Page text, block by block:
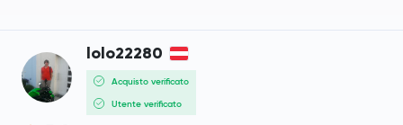
lolo22280
Acquisto verificato
Utente verificato